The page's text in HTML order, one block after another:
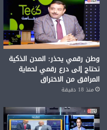
وطن رقمي يحذر: المدن الذكية
تحتاج إلى درع رقمي لحماية
المرافق من الاختراق
منذ 18 دقيقة